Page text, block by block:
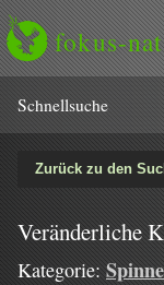
fokus-
Schnell­suche
Zurück zu den
Veränderliche
Kategorie: